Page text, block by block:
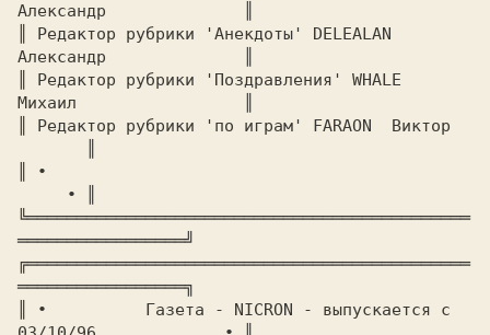
Редактор рубрики 'Анекдоты' DELEALAN
Pедактор рубрики 'Поздравления' WHALE
Редактор рубрики 'по играм' FARAON  Виктор
∙
     ∙
╚═════════════════════════════════════════════
╔═════════════════════════════════════════════
═════════════════╗
∙	     Газета - NICRON - выпускается с